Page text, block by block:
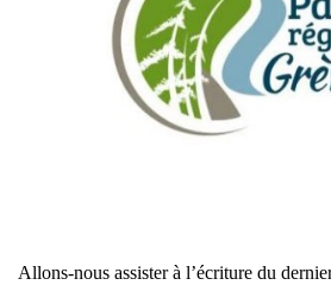
Allons-nous assister à l’écriture du